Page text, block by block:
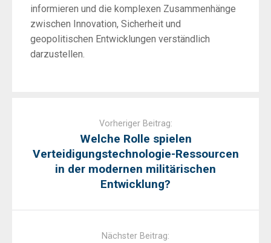
informieren und die komplexen Zusammenhänge
zwischen Innovation, Sicherheit und
geopolitischen Entwicklungen verständlich
darzustellen.
Vorheriger Beitrag:
Welche Rolle spielen
Verteidigungstechnologie-Ressourcen
in der modernen militärischen
Entwicklung?
Nächster Beitrag: